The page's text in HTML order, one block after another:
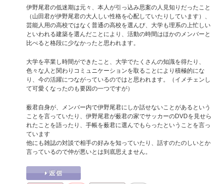
伊野尾君の低迷期は元々、本人が引っ込み思案の人見知りだったこと
（山田君が伊野尾君の大人しい性格を心配していたりしています）、
芸能人用の高校ではなく普通の高校を選んび、大学も理系の上忙しい
といわれる建築を選んだことにより、活動の時間はほかのメンバーと
比べると格段に少なかったと思われます。
大学を卒業し時間ができたこと、大学でたくさんの知識を得たり、
色々な人と関わりコミュニケーションを取ることにより積極的にな
り、今の活躍につながっているのではと思われます。（イメチェンし
て可愛くなったのも要因の一つですが）
薮君自身が、メンバー内で伊野尾君にしか話せないことがあるという
ことを言っていたり、伊野尾君が薮君の家でサッカーのDVDを見せら
れたことを語ったり、手帳を薮君に選んでもらったということを言っ
ています
他にも雑誌の対談で相手の好みを知っていたり、話すのたのしいとか
言っているので仲が悪いとは到底思えません。